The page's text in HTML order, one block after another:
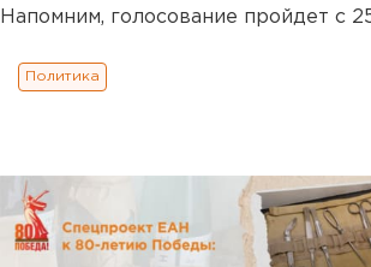
Напомним, голосование пройдет с
Политика